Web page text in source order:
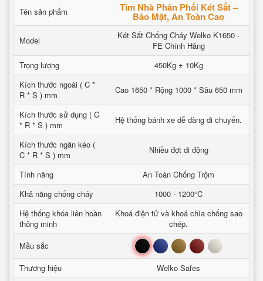
Tên sản phẩm Tìm Nhà Phân Phối Két Sắt –
Bảo Mật, An Toàn Cao
Model
Két Sắt Chống Cháy Welko K1650 -
FE Chính Hãng
Trọng lượng
450Kg ± 10Kg
Kích thước ngoài ( C *
R * S ) mm
Cao 1650 * Rộng 1000 * Sâu 650 mm
Kích thước sử dụng ( C
* R * S ) mm
Hệ thống bánh xe dễ dàng di chuyển.
Kích thước ngăn kéo (
C * R * S ) mm
Nhiều đợt di động
Tính năng
An Toàn Chống Trộm
Khả năng chống cháy
1000 - 1200°C
Hệ thống khóa liên hoàn
thông minh
Khoá điện tử và khoá chìa chống sao
chép.
Mầu sắc
Đen Xanh Nâu Đỏ Trắng
Thương hiệu
Welko Safes